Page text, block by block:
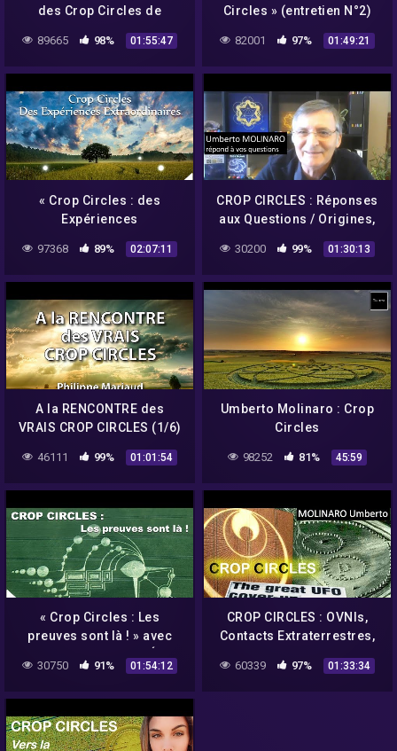
des Crop Circles de
avec Daniel Harran –
89665 98% 01:55:47
Circles » (entretien N°2)
NURÉA TV
82001 97% 01:49:21
« Crop Circles : des
Expériences
Umberto Molinaro –
97368 89% 02:07:11
CROP CIRCLES : Réponses
aux Questions / Origines,
scalaires – Umberto
30200 99% 01:30:13
A la RENCONTRE des
VRAIS CROP CIRCLES (1/6)
46111 99% 01:01:54
Umberto Molinaro : Crop
Circles
98252 81% 45:59
« Crop Circles : Les
preuves sont là ! » avec
30750 91% 01:54:12
CROP CIRCLES : OVNIs,
Contacts Extraterrestres,
Umberto Molinaro
60339 97% 01:33:34